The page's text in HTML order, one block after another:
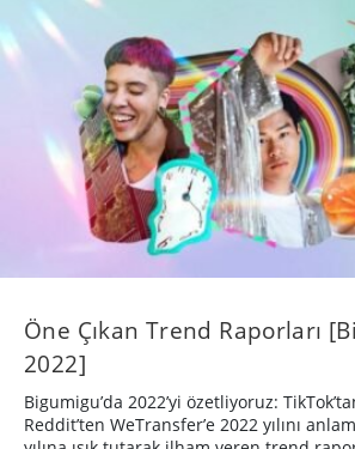
Öne Çıkan Trend Raporları
2022]
Bigumigu’da 2022’yi özetliyoruz:
Reddit’ten WeTransfer’e 2022 yılını